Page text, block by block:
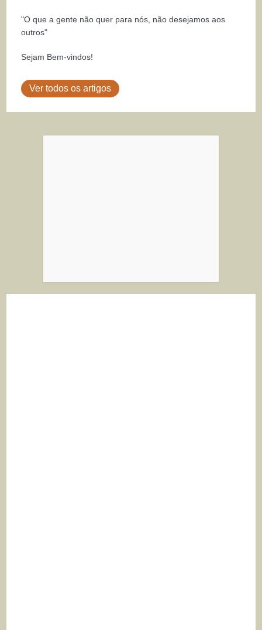
"O que a gente não quer para nós, não desejamos aos
outros"
Sejam Bem-vindos!
Ver todos os artigos